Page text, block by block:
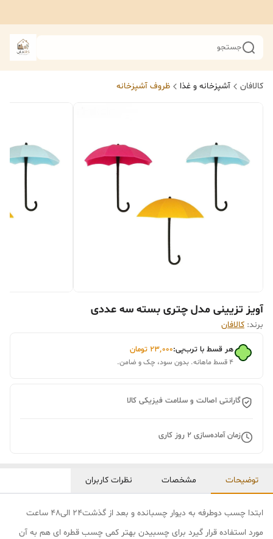
جستجو
کالافان آشپزخانه و غذا ظروف آشپزخانه
آویز تزیینی مدل چتری بسته سه عددی
برند: کالافان
هر قسط با ترب‌پی:۲۳٬۰۰۰ تومان
۴ قسط ماهانه. بدون سود، چک و ضامن.
گارانتی اصالت و سلامت فیزیکی کالا
زمان آماده‌سازی 2 روز کاری
توضیحات مشخصات نظرات کاربران
ابتدا چسب دوطرفه به دیوار چسبانده و بعد از گذشت24 الی48 ساعت
مورد استفاده قرار گیرد برای چسبیدن بهتر کمی چسب قطره ای هم به آن